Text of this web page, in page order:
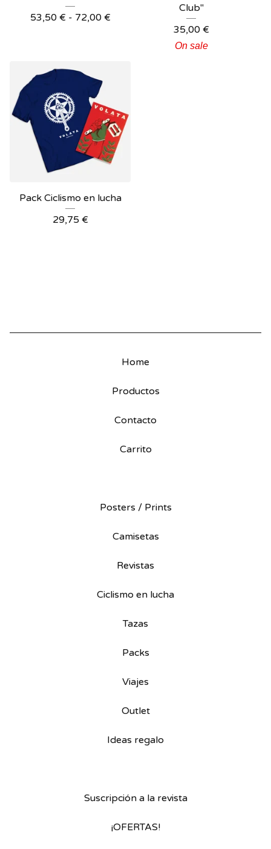
53,50 € - 72,00 €
Club"
35,00 €
On sale
Pack Ciclismo en lucha
29,75 €
Home
Productos
Contacto
Carrito
Posters / Prints
Camisetas
Revistas
Ciclismo en lucha
Tazas
Packs
Viajes
Outlet
Ideas regalo
Suscripción a la revista
¡OFERTAS!